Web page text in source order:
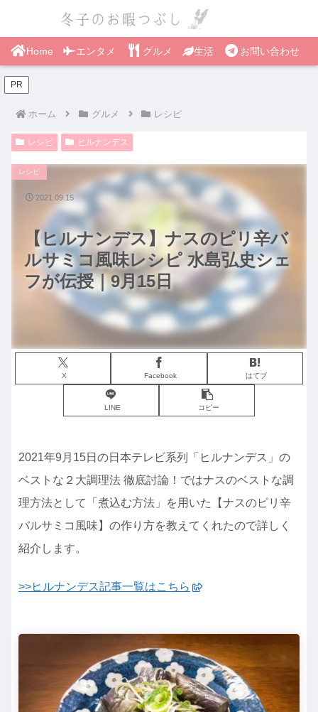
Home エンタメ グルメ 生活 お問い合わせ
PR
ホーム グルメ レシピ
レシピ ヒルナンデス
【ヒルナンデス】ナスのピリ辛バ
ルサミコ風味レシピ 水島弘史シェ
フが伝授｜9月15日
レシピ
X Facebook はてブ
LINE コピー
2021.09.15
2021年9月15日の日本テレビ系列「ヒルナンデス」の
ベストな２大調理法 徹底討論！ではナスのベストな調
理方法として「煮込む方法」を用いた【ナスのピリ辛
バルサミコ風味】の作り方を教えてくれたので詳しく
紹介します。
>>ヒルナンデス記事一覧はこちら